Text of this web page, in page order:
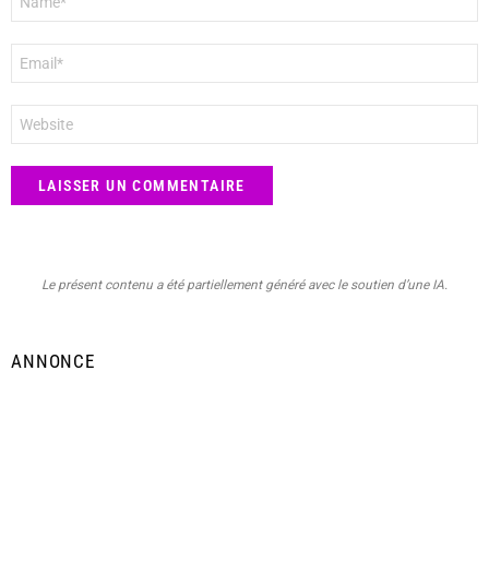
mail
*
web
Le présent contenu a été partiellement généré avec le soutien d’une IA.
ANNONCE